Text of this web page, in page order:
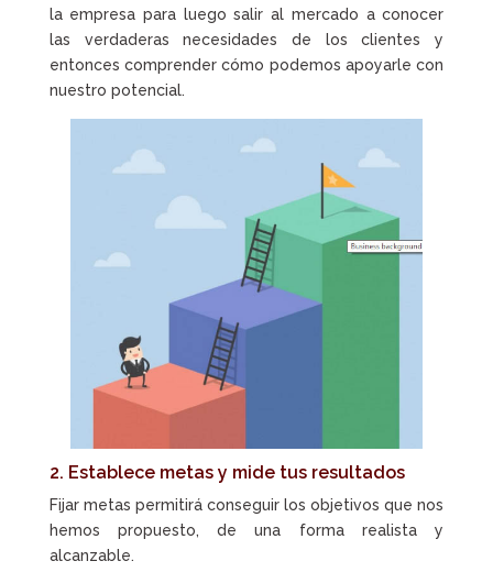
la empresa para luego salir al mercado a conocer
las verdaderas necesidades de los clientes y
entonces comprender cómo podemos apoyarle con
nuestro potencial.
2. Establece metas y mide tus resultados
Fijar metas permitirá conseguir los objetivos que nos
hemos propuesto, de una forma realista y
alcanzable.